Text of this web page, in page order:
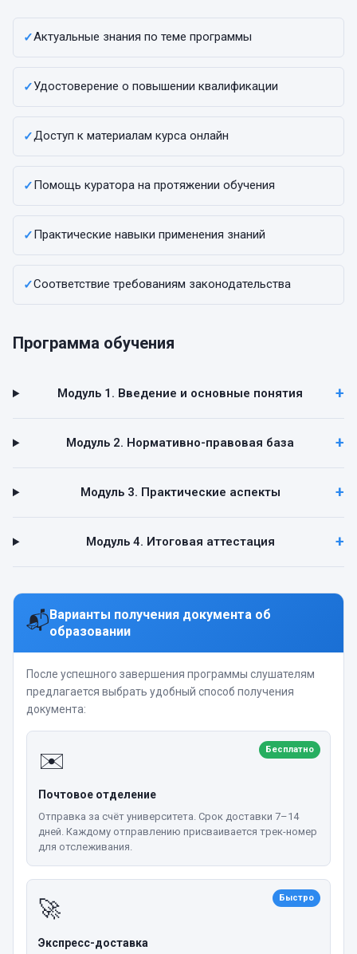
✓Актуальные знания по теме программы
✓Удостоверение о повышении квалификации
✓Доступ к материалам курса онлайн
✓Помощь куратора на протяжении обучения
✓Практические навыки применения знаний
✓Соответствие требованиям законодательства
Программа обучения
Модуль 1. Введение и основные понятия
Модуль 2. Нормативно-правовая база
Модуль 3. Практические аспекты
Модуль 4. Итоговая аттестация
📬Варианты получения документа об
образовании
После успешного завершения программы слушателям
предлагается выбрать удобный способ получения
документа:
✉️ Бесплатно
Почтовое отделение
Отправка за счёт университета. Срок доставки 7–14
дней. Каждому отправлению присваивается трек-номер
для отслеживания.
🚀 Быстро
Экспресс-доставка